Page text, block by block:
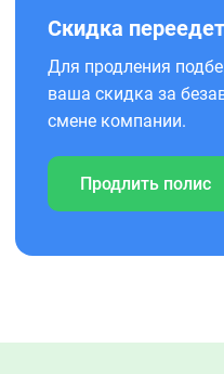
Скидка
Для продления
ваша скидка за
смене компании.
Продлить полис